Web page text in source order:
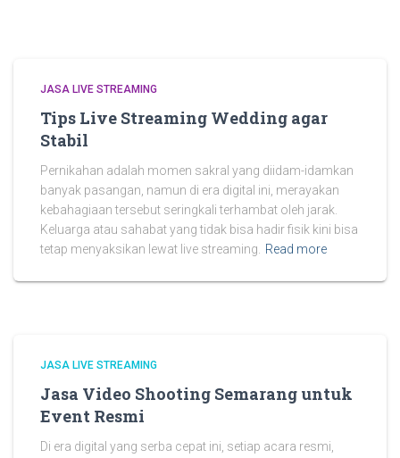
JASA LIVE STREAMING
Tips Live Streaming Wedding agar
Stabil
Pernikahan adalah momen sakral yang diidam-idamkan
banyak pasangan, namun di era digital ini, merayakan
kebahagiaan tersebut seringkali terhambat oleh jarak.
Keluarga atau sahabat yang tidak bisa hadir fisik kini bisa
tetap menyaksikan lewat live streaming.
Read more
JASA LIVE STREAMING
Jasa Video Shooting Semarang untuk
Event Resmi
Di era digital yang serba cepat ini, setiap acara resmi,